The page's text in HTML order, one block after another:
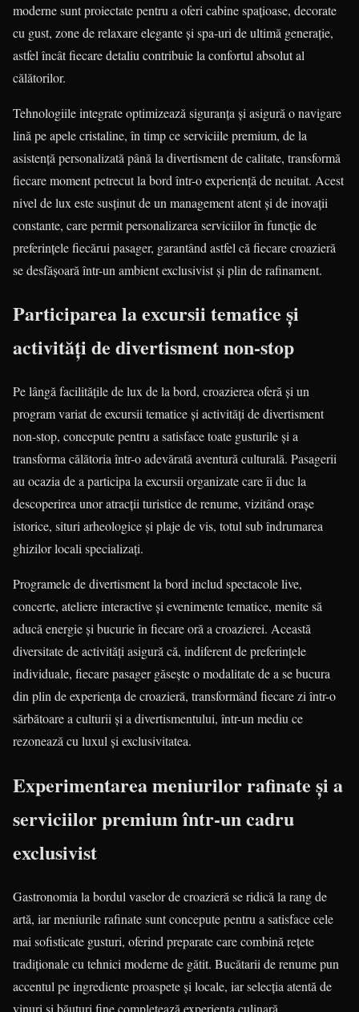
moderne sunt proiectate pentru a oferi cabine spațioase, decorate
cu gust, zone de relaxare elegante și spa-uri de ultimă generație,
astfel încât fiecare detaliu contribuie la confortul absolut al
călătorilor.
Tehnologiile integrate optimizează siguranța și asigură o navigare
lină pe apele cristaline, în timp ce serviciile premium, de la
asistență personalizată până la divertisment de calitate, transformă
fiecare moment petrecut la bord într-o experiență de neuitat. Acest
nivel de lux este susținut de un management atent și de inovații
constante, care permit personalizarea serviciilor în funcție de
preferințele fiecărui pasager, garantând astfel că fiecare croazieră
se desfășoară într-un ambient exclusivist și plin de rafinament.
Participarea la excursii tematice și
activități de divertisment non-stop
Pe lângă facilitățile de lux de la bord, croazierea oferă și un
program variat de excursii tematice și activități de divertisment
non-stop, concepute pentru a satisface toate gusturile și a
transforma călătoria într-o adevărată aventură culturală. Pasagerii
au ocazia de a participa la excursii organizate care îi duc la
descoperirea unor atracții turistice de renume, vizitând orașe
istorice, situri arheologice și plaje de vis, totul sub îndrumarea
ghizilor locali specializați.
Programele de divertisment la bord includ spectacole live,
concerte, ateliere interactive și evenimente tematice, menite să
aducă energie și bucurie în fiecare oră a croazierei. Această
diversitate de activități asigură că, indiferent de preferințele
individuale, fiecare pasager găsește o modalitate de a se bucura
din plin de experiența de croazieră, transformând fiecare zi într-o
sărbătoare a culturii și a divertismentului, într-un mediu ce
rezonează cu luxul și exclusivitatea.
Experimentarea meniurilor rafinate și a
serviciilor premium într-un cadru
exclusivist
Gastronomia la bordul vaselor de croazieră se ridică la rang de
artă, iar meniurile rafinate sunt concepute pentru a satisface cele
mai sofisticate gusturi, oferind preparate care combină rețete
tradiționale cu tehnici moderne de gătit. Bucătarii de renume pun
accentul pe ingrediente proaspete și locale, iar selecția atentă de
vinuri și băuturi fine completează experiența culinară,